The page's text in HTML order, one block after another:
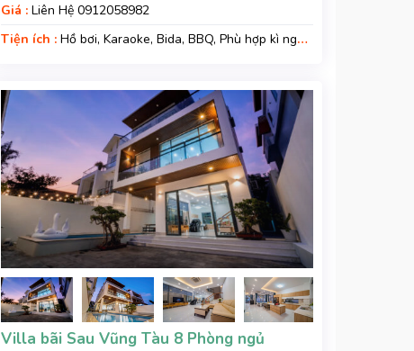
Giá :Liên Hệ 0912058982
Tiện ích :Hồ bơi, Karaoke, Bida, BBQ, Phù hợp kì nghỉ
Villa bãi Sau Vũng Tàu 8 Phòng ngủ